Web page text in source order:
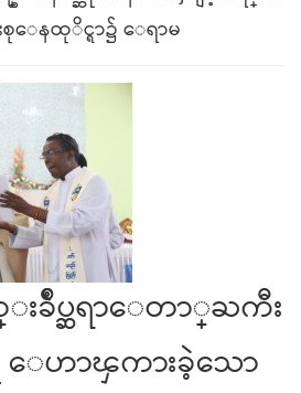
ေနထုိင္ရာ၌ ေရာမ
ဏ္းခ်ဳပ္ဆရာေတာ္ႀကီး
ဘို ေဟာၾကားခဲ့သော